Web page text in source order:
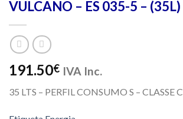
VULCANO – ES 035-5 – (35L)
191.50€ IVA Inc.
35 LTS – PERFIL CONSUMO S – CLASSE C